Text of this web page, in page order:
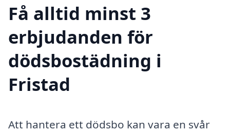
Få alltid minst 3
erbjudanden för
dödsbostädning i
Fristad
Att hantera ett dödsbo kan vara en svår